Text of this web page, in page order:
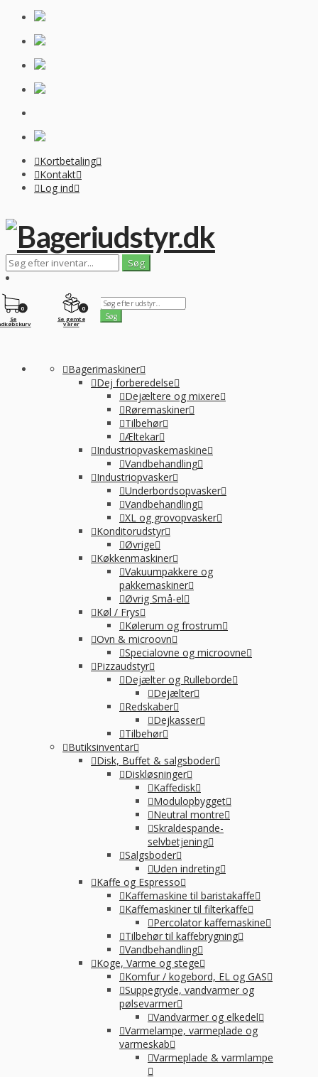
Kortbetaling
Kontakt
Log ind
0
Se gemte
varer
0
Se
Bagerimaskiner
Dej forberedelse
Dejæltere og mixere
Røremaskiner
Tilbehør
Æltekar
Industriopvaskemaskine
Vandbehandling
Industriopvasker
Underbordsopvasker
Vandbehandling
XL og grovopvasker
Konditorudstyr
Øvrige
Køkkenmaskiner
Vakuumpakkere og
pakkemaskiner
Øvrig Små-el
Køl / Frys
Kølerum og frostrum
Ovn & microovn
Specialovne og microovne
Pizzaudstyr
Dejælter og Rulleborde
Dejælter
Redskaber
Dejkasser
Tilbehør
Butiksinventar
Disk, Buffet & salgsboder
Diskløsninger
Kaffedisk
Modulopbygget
Neutral montre
Skraldespande-
selvbetjening
Salgsboder
Uden indreting
Kaffe og Espresso
Kaffemaskine til baristakaffe
Kaffemaskiner til filterkaffe
Percolator kaffemaskine
Tilbehør til kaffebrygning
Vandbehandling
Koge, Varme og stege
Komfur / kogebord, EL og GAS
Suppegryde, vandvarmer og
pølsevarmer
Vandvarmer og elkedel
Varmelampe, varmeplade og
varmeskab
Varmeplade & varmlampe